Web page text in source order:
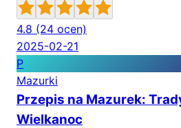
4.8 (24 ocen)
2025-02-21
P
Mazurki
Przepis na Mazurek:
Wielkanoc